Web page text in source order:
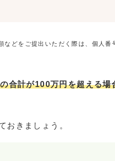
どをご提出いただく際は、個人番
合計が100万円を超える場
おきましょう。